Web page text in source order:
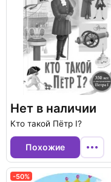
Нет в наличии
Кто такой Пётр I?
Похожие
-50%